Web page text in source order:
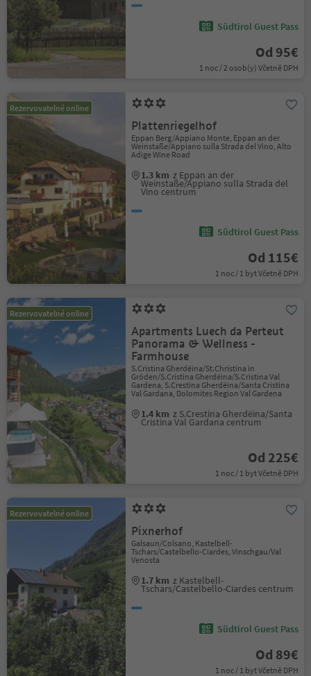
Südtirol Guest Pass
Od 95€
1 noc / 2 osob(y) Včetně DPH
Rezervovatelné online
Plattenriegelhof
Eppan Berg/Appiano Monte, Eppan an der
Weinstaße/Appiano sulla Strada del Vino, Alto
Adige Wine Road
1.3 km z Eppan an der
Weinstaße/Appiano sulla Strada del
Vino centrum
Südtirol Guest Pass
Od 115€
1 noc / 1 byt Včetně DPH
Rezervovatelné online
Apartments Luech da Perteut
Panorama & Wellness -
Farmhouse
S.Cristina Gherdëina/St.Christina in
Gröden/S.Cristina Gherdëina/S.Cristina Val
Gardena, S.Crestina Gherdëina/Santa Cristina
Val Gardana, Dolomites Region Val Gardena
1.4 km z S.Crestina Gherdëina/Santa
Cristina Val Gardana centrum
Od 225€
1 noc / 1 byt Včetně DPH
Rezervovatelné online
Pixnerhof
Galsaun/Colsano, Kastelbell-
Tschars/Castelbello-Ciardes, Vinschgau/Val
Venosta
1.7 km z Kastelbell-
Tschars/Castelbello-Ciardes centrum
Südtirol Guest Pass
Od 89€
1 noc / 1 byt Včetně DPH